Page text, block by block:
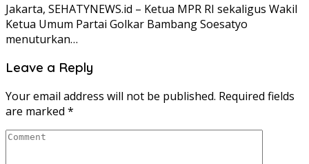
Jakarta, SEHATYNEWS.id – Ketua MPR RI sekaligus Wakil
Ketua Umum Partai Golkar Bambang Soesatyo
menuturkan…
Leave a Reply
Your email address will not be published. Required fields
are marked *